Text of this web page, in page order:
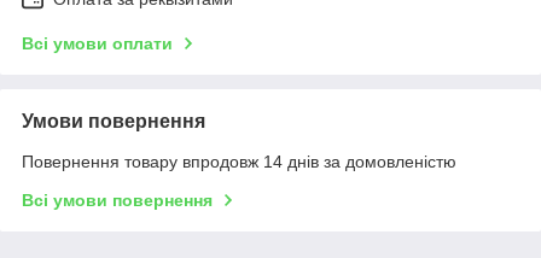
Всі умови оплати
Умови повернення
Повернення товару впродовж 14 днів за домовленістю
Всі умови повернення